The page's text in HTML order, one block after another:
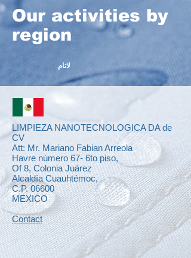
Our activities by
region
لاتام
LIMPIEZA NANOTECNOLOGICA DA de
CV
Att: Mr. Mariano Fabian Arreola
Havre número 67- 6to piso,
Of 8, Colonia Juárez
Alcaldía Cuauhtémoc,
C.P. 06600
MEXICO
Contact